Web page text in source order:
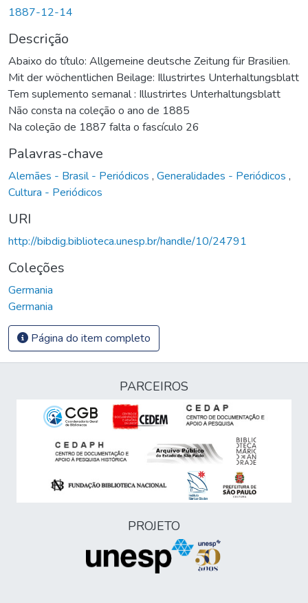
1887-12-14
Descrição
Abaixo do título: Allgemeine deutsche Zeitung für Brasilien.
Mit der wöchentlichen Beilage: Illustrirtes Unterhaltungsblatt
Tem suplemento semanal : Illustrirtes Unterhaltungsblatt
Não consta na coleção o ano de 1885
Na coleção de 1887 falta o fascículo 26
Palavras-chave
Alemães - Brasil - Periódicos , Generalidades - Periódicos ,
Cultura - Periódicos
URI
http://bibdig.biblioteca.unesp.br/handle/10/24791
Coleções
Germania
Germania
Página do item completo
PARCEIROS
PROJETO